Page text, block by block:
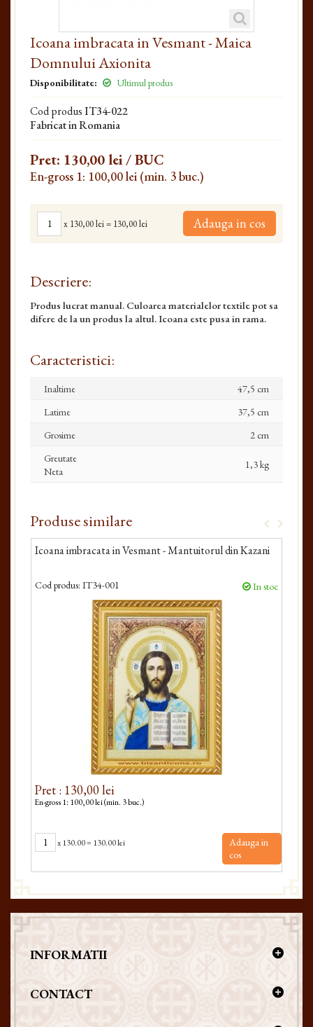
Icoana imbracata in Vesmant - Maica
Domnului Axionita
Disponibilitate: Ultimul produs
Cod produsIT34-022
Fabricat in Romania
Pret: 130,00 lei/ BUC
En-gross 1: 100,00 lei (min. 3 buc.)
x 130,00 lei= 130,00 lei Adauga in cos
Descriere:
Produs lucrat manual. Culoarea materialelor textile pot sa
difere de la un produs la altul. Icoana este pusa in rama.
Caracteristici:
Inaltime
47,5 cm
Latime
37,5 cm
Grosime
2 cm
Greutate
Neta
1,3 kg
Produse similare
Icoana imbracata in Vesmant - Mantuitorul din Kazani
Cod produs: IT34-001 In stoc
Pret : 130,00 lei
En-gross 1: 100,00 lei (min. 3 buc.)
x130.00= 130.00 lei
Adauga in
cos
INFORMATII
CONTACT